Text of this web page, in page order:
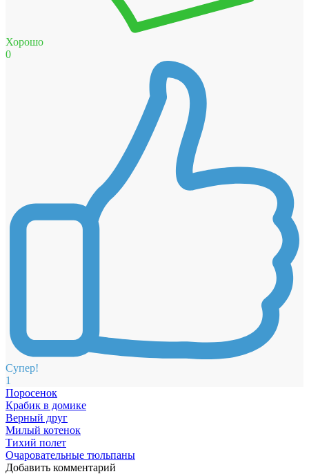
Хорошо
0
Супер!
1
Поросенок
Крабик в домике
Верный друг
Милый котенок
Тихий полет
Очаровательные тюльпаны
Добавить комментарий